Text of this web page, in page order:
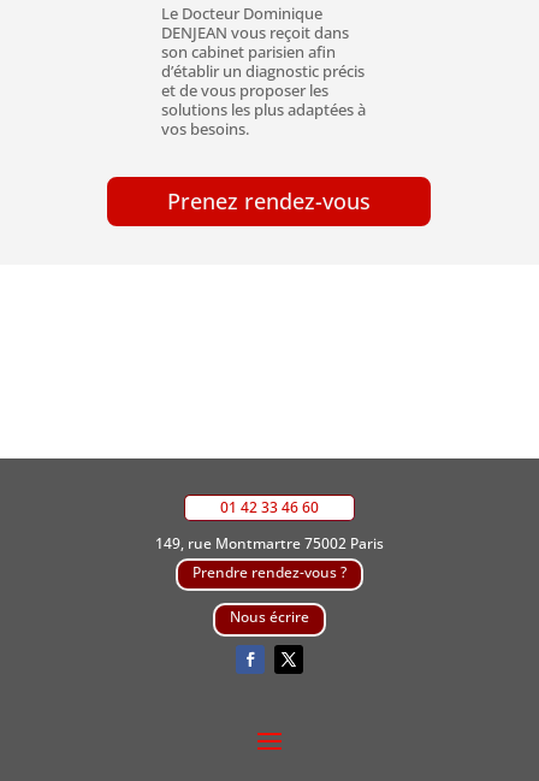
Le Docteur Dominique
DENJEAN vous reçoit dans
son cabinet parisien afin
d’établir un diagnostic précis
et de vous proposer les
solutions les plus adaptées à
vos besoins.
Prenez rendez-vous
01 42 33 46 60
149, rue Montmartre 75002 Paris
Prendre rendez-vous ?
Nous écrire